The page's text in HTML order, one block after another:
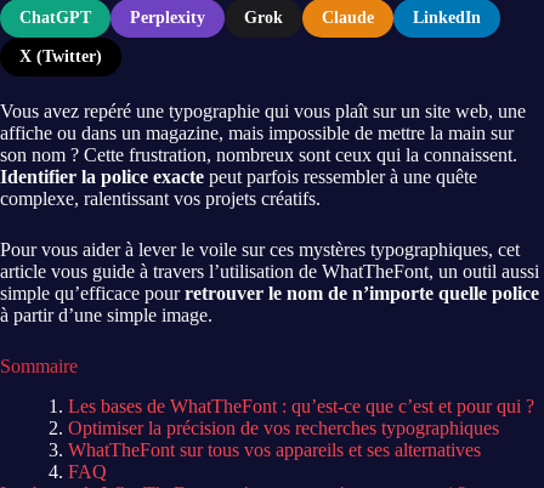
ChatGPT Perplexity Grok Claude LinkedIn
X (Twitter)
Vous avez repéré une typographie qui vous plaît sur un site web, une
affiche ou dans un magazine, mais impossible de mettre la main sur
son nom ? Cette frustration, nombreux sont ceux qui la connaissent.
Identifier la police exacte peut parfois ressembler à une quête
complexe, ralentissant vos projets créatifs.
Pour vous aider à lever le voile sur ces mystères typographiques, cet
article vous guide à travers l’utilisation de WhatTheFont, un outil aussi
simple qu’efficace pourretrouver le nom de n’importe quelle police
à partir d’une simple image.
Sommaire
Les bases de WhatTheFont : qu’est-ce que c’est et pour qui ?
Optimiser la précision de vos recherches typographiques
WhatTheFont sur tous vos appareils et ses alternatives
FAQ